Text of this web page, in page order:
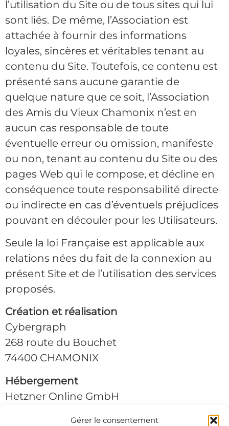
Gérer le consentement
l’utilisation du Site ou de tous sites qui lui
sont liés. De même, l’Association est
attachée à fournir des informations
loyales, sincères et véritables tenant au
contenu du Site. Toutefois, ce contenu est
présenté sans aucune garantie de
quelque nature que ce soit, l’Association
des Amis du Vieux Chamonix n’est en
aucun cas responsable de toute
éventuelle erreur ou omission, manifeste
ou non, tenant au contenu du Site ou des
pages Web qui le compose, et décline en
conséquence toute responsabilité directe
ou indirecte en cas d’éventuels préjudices
pouvant en découler pour les Utilisateurs.
Seule la loi Française est applicable aux
relations nées du fait de la connexion au
présent Site et de l’utilisation des services
proposés.
Création et réalisation
Cybergraph
268 route du Bouchet
74400 CHAMONIX
Hébergement
Hetzner Online GmbH